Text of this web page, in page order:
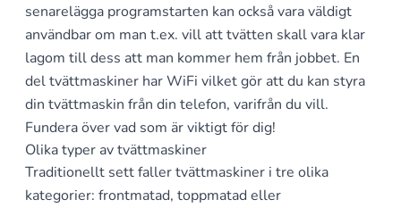
senarelägga programstarten kan också vara väldigt
användbar om man t.ex. vill att tvätten skall vara klar
lagom till dess att man kommer hem från jobbet. En
del tvättmaskiner har WiFi vilket gör att du kan styra
din tvättmaskin från din telefon, varifrån du vill.
Fundera över vad som är viktigt för dig!
Olika typer av tvättmaskiner
Traditionellt sett faller tvättmaskiner i tre olika
kategorier: frontmatad, toppmatad eller